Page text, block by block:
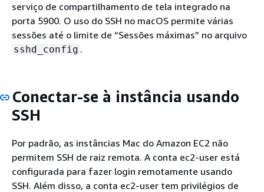
serviço de compartilhamento de tela integrado na
porta 5900. O uso do SSH no macOS permite várias
sessões até o limite de “Sessões máximas” no arquivo
sshd_config .
Conectar-se à instância usando
SSH
Por padrão, as instâncias Mac do Amazon EC2 não
permitem SSH de raiz remota. A conta ec2-user está
configurada para fazer login remotamente usando
SSH. Além disso, a conta ec2-user tem privilégios de